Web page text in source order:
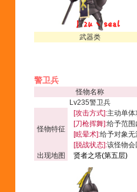
武器类
警卫兵
怪物名称
Lv235警卫兵
怪物特征
[攻击方式]:主动单体
[刀枪挥舞]:给予范
[眩晕术]:给予对象
[脱战状态]:该怪物会
出现地图
贤者之塔(第五层)